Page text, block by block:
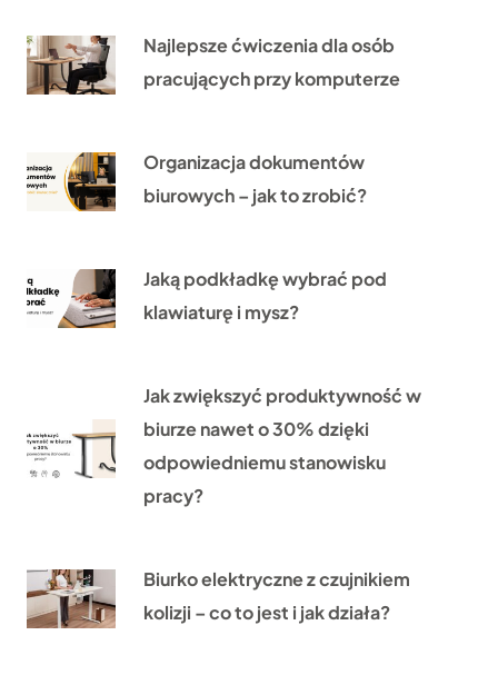
Najlepsze ćwiczenia dla osób
pracujących przy komputerze
Organizacja dokumentów
biurowych – jak to zrobić?
Jaką podkładkę wybrać pod
klawiaturę i mysz?
Jak zwiększyć produktywność w
biurze nawet o 30% dzięki
odpowiedniemu stanowisku
pracy?
Biurko elektryczne z czujnikiem
kolizji – co to jest i jak działa?